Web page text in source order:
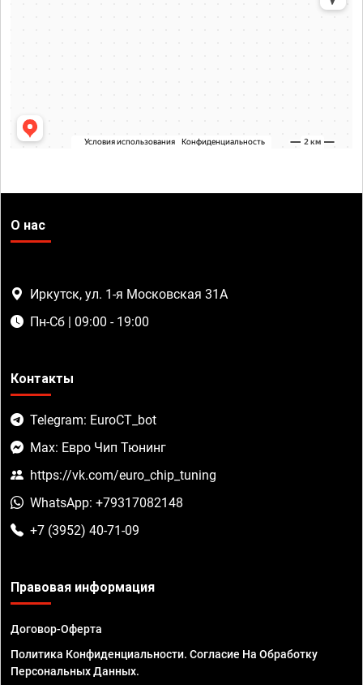
О нас
Иркутск, ул. 1-я Московская 31А
Пн-Сб | 09:00 - 19:00
Контакты
Telegram: EuroCT_bot
Max: Евро Чип Тюнинг
https://vk.com/euro_chip_tuning
WhatsApp: +79317082148
+7 (3952) 40-71-09
Правовая информация
Договор-Оферта
Политика Конфиденциальности. Согласие На Обработку
Персональных Данных.